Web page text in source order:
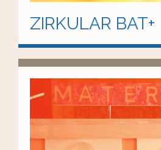
ZIRKULAR BAT+